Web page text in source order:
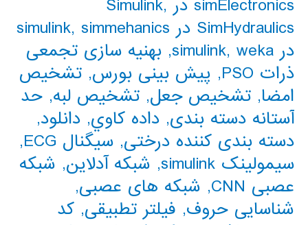
simElectronics در Simulink
,
SimHydraulics در simulink
, simmehanics
در simulink
, weka
, بهنیه سازی تجمعی
ذرات PSO
, پیش بینی بورس, تشخیص
امضا, تشخیص جعل, تشخیص لبه, حد
آستانه دسته بندی, داده كاوي, دانلود,
دسته بندی کننده درختی, سیگنال ECG
,
سیمولینک simulink
, شبکه آدلاین, شبکه
عصبی CNN
, شبکه های عصبی,
شناسایی حروف, فیلتر تطبیقی, کد